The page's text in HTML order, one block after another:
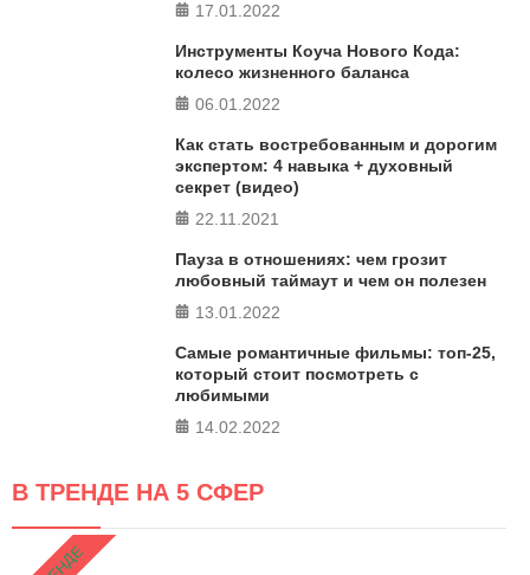
17.01.2022
Инструменты Коуча Нового Кода:
колесо жизненного баланса
06.01.2022
Как стать востребованным и дорогим
экспертом: 4 навыка + духовный
секрет (видео)
22.11.2021
Пауза в отношениях: чем грозит
любовный таймаут и чем он полезен
13.01.2022
Самые романтичные фильмы: топ-25,
который стоит посмотреть с
любимыми
14.02.2022
В ТРЕНДЕ НА 5 СФЕР